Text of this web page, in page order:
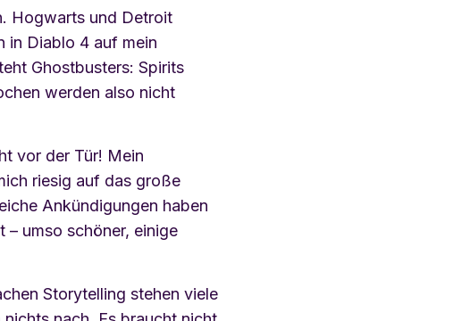
Hogwarts und Detroit
in Diablo 4 auf mein
Ghostbusters: Spirits
werden also nicht
vor der Tür! Mein
riesig auf das große
Ankündigungen haben
– umso schöner, einige
Storytelling stehen viele